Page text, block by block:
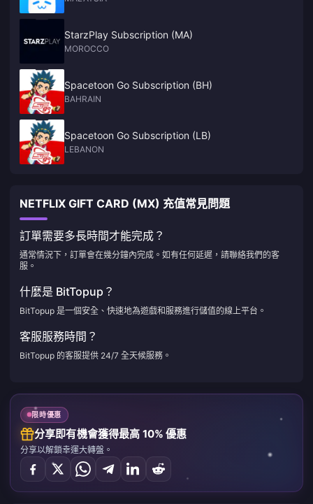
StarzPlay Subscription (MA)
MOROCCO
Spacetoon Go Subscription (BH)
BAHRAIN
Spacetoon Go Subscription (LB)
LEBANON
NETFLIX GIFT CARD (MX) 充值常見問題
訂單需要多長時間才能完成？
通常情況下，訂單會在幾分鐘內完成。如有任何延遲，請聯絡我們的客
服。
什麼是 BitTopup？
BitTopup 是一個安全、快速地為遊戲和服務進行儲值的線上平台。
客服服務時間？
BitTopup 的客服提供 24/7 全天候服務。
限時優惠
分享即有機會獲得最高 10% 優惠
分享以解鎖幸運大轉盤。